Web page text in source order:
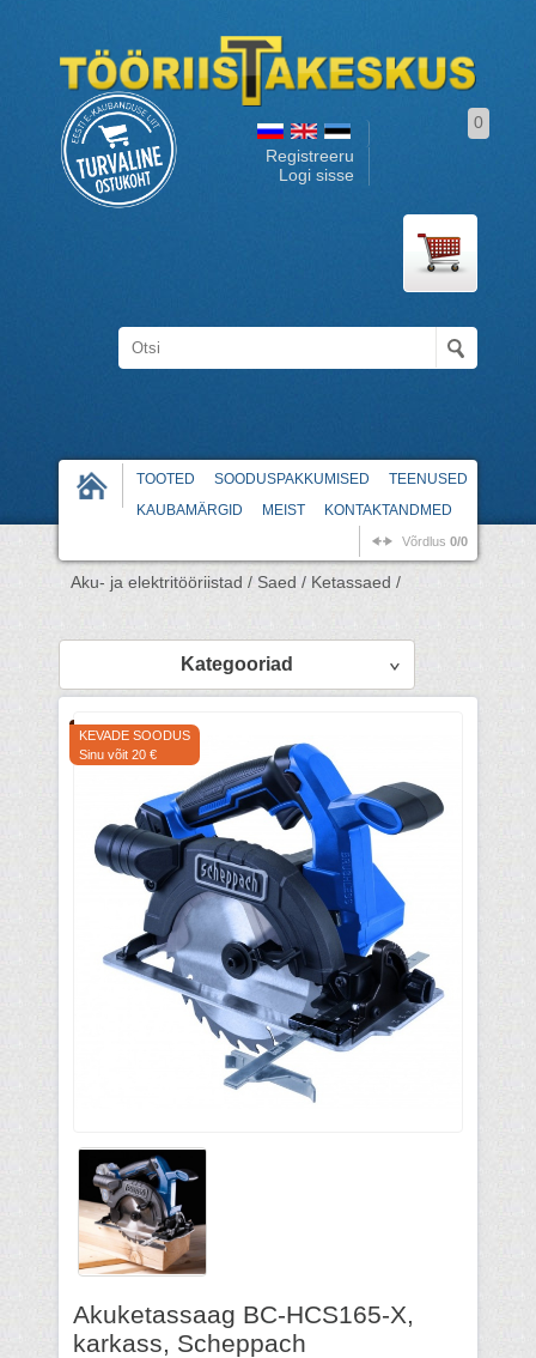
Registreeru
Logi sisse
0
TOOTED SOODUSPAKKUMISED
TEENUSED
KAUBAMÄRGID
MEIST KONTAKTANDMED
Võrdlus 0/0
Aku- ja elektritööriistad / Saed / Ketassaed /
Kategooriad
KEVADE SOODUS
Sinu võit 20 €
Akuketassaag BC-HCS165-X,
karkass, Scheppach